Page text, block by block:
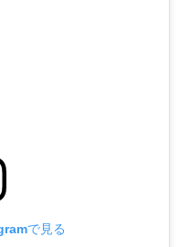
で見る